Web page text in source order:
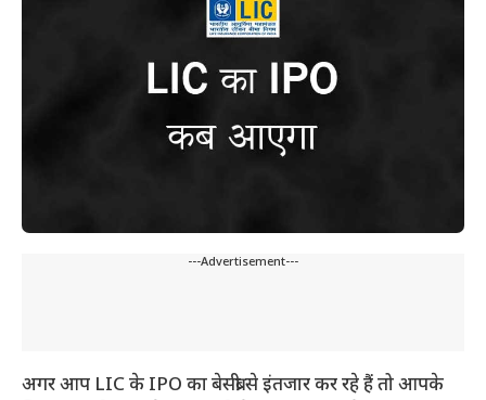
---Advertisement---
अगर आप LIC के IPO का बेसब्री से इंतजार कर रहे हैं तो आपके